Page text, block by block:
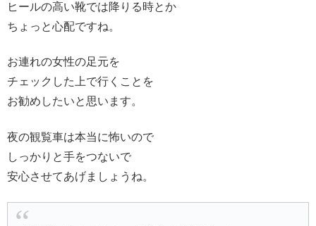
ヒールの高い靴では降りる時とか
ちょっと心配ですね。
お連れの女性の足元を
チェックした上で行くことを
お勧めしたいと思います。
夜の観覧車は本当に怖いので
しっかりと手をつないで
安心させてあげましょうね。